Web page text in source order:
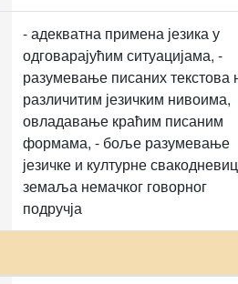
- адекватна примена језика у
одговарајућим ситуацијама, -
разумевање писаних текстова
различитим језичким нивоима,
овладавање краћим писаним
формама, - боље разумевање
језичке и културне
земаља немачког говорног
подручја